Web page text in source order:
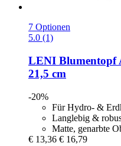
7 Optionen
5.0 (1)
LENI Blumentopf
21,5 cm
-20%
Für Hydro- &
Langlebig &
Matte, genarbte
€ 13,36 € 16,79